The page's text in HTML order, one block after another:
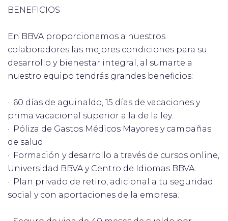
BENEFICIOS
En BBVA proporcionamos a nuestros
colaboradores las mejores condiciones para su
desarrollo y bienestar integral, al sumarte a
nuestro equipo tendrás grandes beneficios:
· 60 días de aguinaldo, 15 días de vacaciones y
prima vacacional superior a la de la ley.
· Póliza de Gastos Médicos Mayores y campañas
de salud.
· Formación y desarrollo a través de cursos online,
Universidad BBVA y Centro de Idiomas BBVA.
· Plan privado de retiro, adicional a tu seguridad
social y con aportaciones de la empresa.